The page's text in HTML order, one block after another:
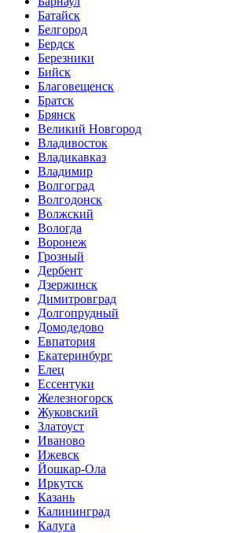
Батайск
Белгород
Бердск
Березники
Бийск
Благовещенск
Братск
Брянск
Великий Новгород
Владивосток
Владикавказ
Владимир
Волгоград
Волгодонск
Волжский
Вологда
Воронеж
Грозный
Дербент
Дзержинск
Димитровград
Долгопрудный
Домодедово
Евпатория
Екатеринбург
Елец
Ессентуки
Железногорск
Жуковский
Златоуст
Иваново
Ижевск
Йошкар-Ола
Иркутск
Казань
Калининград
Калуга